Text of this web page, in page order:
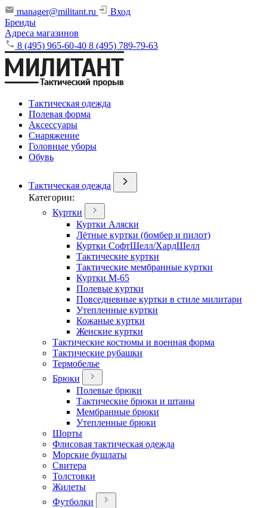
manager@militant.ru
Вход
Бренды
Адреса магазинов
8 (495) 965-60-40 8 (495) 789-79-63
Тактическая одежда
Полевая форма
Аксессуары
Снаряжение
Головные уборы
Обувь
Тактическая одежда
Категории:
Куртки
Куртки Аляски
Лётные куртки (бомбер и пилот)
Куртки СофтШелл/ХардШелл
Тактические куртки
Тактические мембранные куртки
Куртки М-65
Полевые куртки
Повседневные куртки в стиле милитари
Утепленные куртки
Кожаные куртки
Женские куртки
Тактические костюмы и военная форма
Тактические рубашки
Термобелье
Брюки
Полевые брюки
Тактические брюки и штаны
Мембранные брюки
Утепленные брюки
Шорты
Флисовая тактическая одежда
Морские бушлаты
Свитера
Толстовки
Жилеты
Футболки